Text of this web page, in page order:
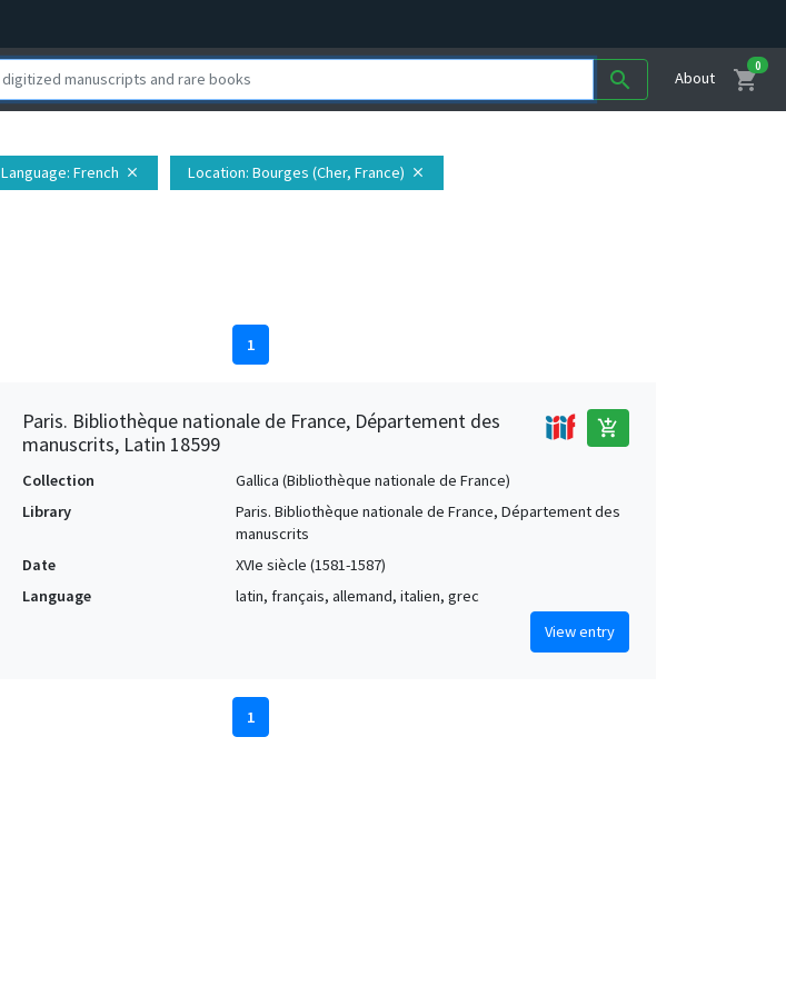
search About shopping_cart
0
Language: French close Location: Bourges (Cher, France) close
1
Paris. Bibliothèque nationale de France, Département des
manuscrits, Latin 18599
add_shopping_cart
Collection
Gallica (Bibliothèque nationale de France)
Library
Paris. Bibliothèque nationale de France, Département des
manuscrits
Date
XVIe siècle (1581-1587)
Language
latin, français, allemand, italien, grec
View entry
1